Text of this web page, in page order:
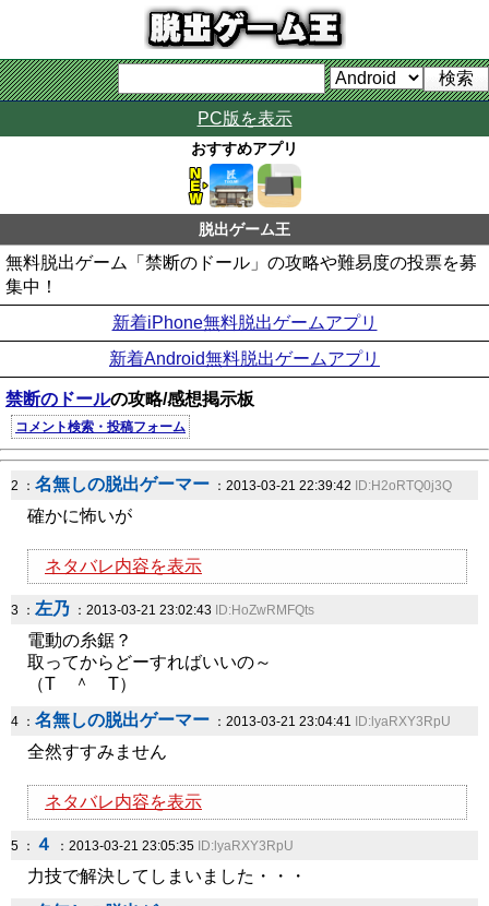
PC版を表示
おすすめアプリ
脱出ゲーム王
無料脱出ゲーム「禁断のドール」の攻略や難易度の投票を募
集中！
新着iPhone無料脱出ゲームアプリ
新着Android無料脱出ゲームアプリ
禁断のドールの攻略/感想掲示板
コメント検索・投稿フォーム
2 ： 名無しの脱出ゲーマー ：2013-03-21 22:39:42 ID:H2oRTQ0j3Q
確かに怖いが
ネタバレ内容を表示
3 ： 左乃 ：2013-03-21 23:02:43 ID:HoZwRMFQts
電動の糸鋸？
取ってからどーすればいいの～
（T ＾ T）
4 ： 名無しの脱出ゲーマー ：2013-03-21 23:04:41 ID:lyaRXY3RpU
全然すすみません
ネタバレ内容を表示
5 ： ４ ：2013-03-21 23:05:35 ID:lyaRXY3RpU
力技で解決してしまいました・・・